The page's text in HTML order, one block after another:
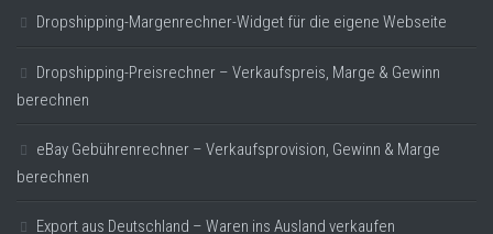
Dropshipping-Margenrechner-Widget für die eigene Webseite
Dropshipping-Preisrechner – Verkaufspreis, Marge & Gewinn
berechnen
eBay Gebührenrechner – Verkaufsprovision, Gewinn & Marge
berechnen
Export aus Deutschland – Waren ins Ausland verkaufen